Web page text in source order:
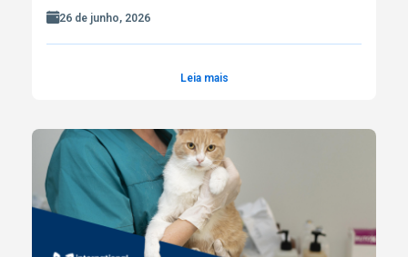
26 de junho, 2026
Leia mais